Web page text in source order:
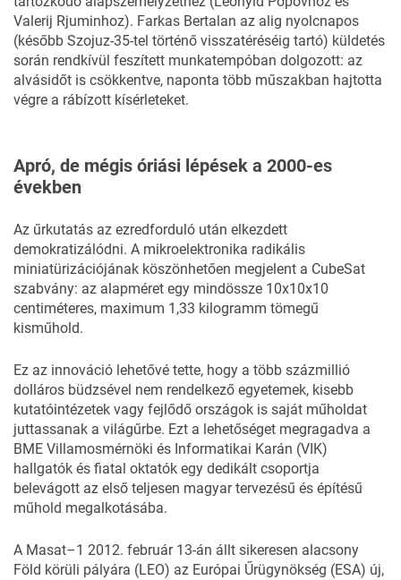
Valerij Rjuminhoz). Farkas Bertalan az alig nyolcnapos
(később Szojuz-35-tel történő visszatéréséig tartó) küldetés
során rendkívül feszített munkatempóban dolgozott: az
alvásidőt is csökkentve, naponta több műszakban hajtotta
végre a rábízott kísérleteket.
Apró, de mégis óriási lépések a 2000-es
években
Az űrkutatás az ezredforduló után elkezdett
demokratizálódni. A mikroelektronika radikális
miniatürizációjának köszönhetően megjelent a CubeSat
szabvány: az alapméret egy mindössze 10x10x10
centiméteres, maximum 1,33 kilogramm tömegű
kisműhold.
Ez az innováció lehetővé tette, hogy a több százmillió
dolláros büdzsével nem rendelkező egyetemek, kisebb
kutatóintézetek vagy fejlődő országok is saját műholdat
juttassanak a világűrbe. Ezt a lehetőséget megragadva a
BME Villamosmérnöki és Informatikai Karán (VIK)
hallgatók és fiatal oktatók egy dedikált csoportja
belevágott az első teljesen magyar tervezésű és építésű
műhold megalkotásába.
A Masat–1 2012. február 13-án állt sikeresen alacsony
Föld körüli pályára (LEO) az Európai Űrügynökség (ESA) új,